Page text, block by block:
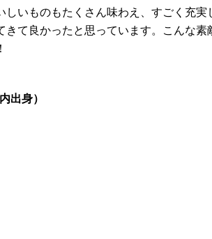
いものもたくさん味わえ、すごく充実
きて良かったと思っています。こんな素
出身）